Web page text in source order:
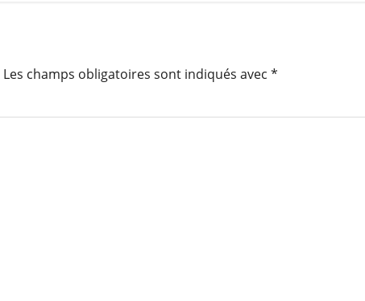
Les champs obligatoires sont indiqués avec *